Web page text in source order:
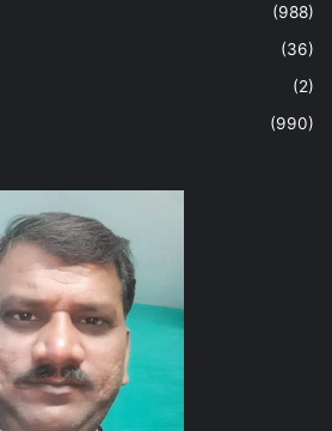
(988)
(36)
(2)
(990)